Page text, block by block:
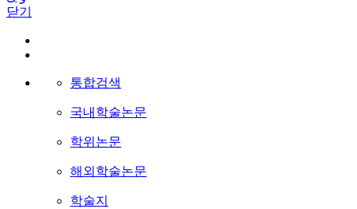
닫기
통합검색
국내학술논문
학위논문
해외학술논문
학술지